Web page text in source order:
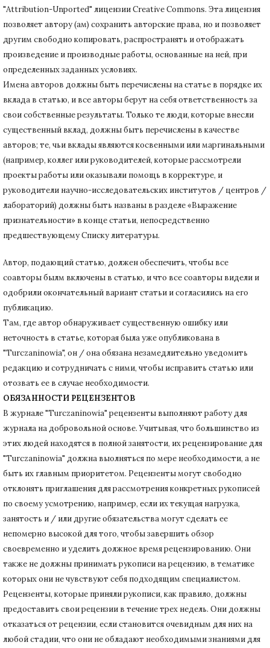
"Attribution-Unported" лицензии Creative Commons. Эта лицензия
позволяет автору (ам) сохранить авторские права, но и позволяет
другим свободно копировать, распространять и отображать
произведение и производные работы, основанные на ней, при
определенных заданных условиях.
Имена авторов должны быть перечислены на статье в порядке их
вклада в статью, и все авторы берут на себя ответственность за
свои собственные результаты. Только те люди, которые внесли
существенный вклад, должны быть перечислены в качестве
авторов; те, чьи вклады являются косвенными или маргинальными
(например, коллег или руководителей, которые рассмотрели
проекты работы или оказывали помощь в корректуре, и
руководители научно-исследовательских институтов / центров /
лабораторий) должны быть названы в разделе «Выражение
признательности» в конце статьи, непосредственно
предшествующему Списку литературы.
Автор, подающий статью, должен обеспечить, чтобы все
соавторы былм включены в статью, и что все соавторы видели и
одобрили окончательный вариант статьи и согласились на его
публикацию.
Там, где автор обнаруживает существенную ошибку или
неточность в статье, которая была уже опубликована в
"Turczaninowia", он / она обязана незамедлительно уведомить
редакцию и сотрудничать с ними, чтобы исправить статью или
отозвать ее в случае необходимости.
ОБЯЗАННОСТИ РЕЦЕНЗЕНТОВ
В журнале "Turczaninowia" рецензенты выполняют работу для
журнала на добровольной основе.Учитывая, что большинство из
этих людей находятся в полной занятости, их рецензирование для
"Turczaninowia" должна выолняться по мере необходимости, а не
быть их главным приоритетом. Рецензенты могут свободно
отклонять приглашения для рассмотрения конкретных рукописей
по своему усмотрению, например, если их текущая нагрузка,
занятость и / или другие обязательства могут сделать ее
непомерно высокой для того, чтобы завершить обзор
своевременно и уделить должное время рецензированию. Они
также не должны принимать рукописи на рецензию, в тематике
которых они не чувствуют себя подходящим специалистом.
Рецензенты, которые приняли рукописи, как правило, должны
предоставить свои рецензии в течение трех недель. Они должны
отказаться от рецензии, если становится очевидным для них на
любой стадии, что они не обладают необходимыми знаниями для